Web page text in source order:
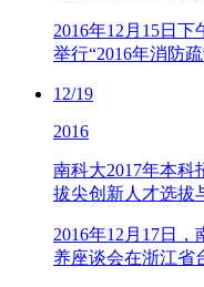
2016年12月15日
举行“2016年消防疏
12/19
2016
南科大2017年本科
拔尖创新人才选拔
2016年12月17日
养座谈会在浙江省